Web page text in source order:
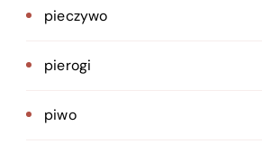
pieczywo
pierogi
piwo